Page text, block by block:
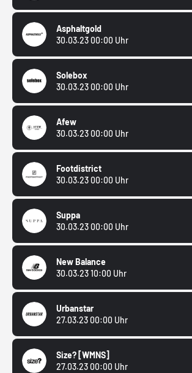
Asphaltgold
30.03.23 00:00 Uhr
Solebox
30.03.23 00:00 Uhr
Afew
30.03.23 00:00 Uhr
Footdistrict
30.03.23 00:00 Uhr
Suppa
30.03.23 00:00 Uhr
New Balance
30.03.23 10:00 Uhr
Urbanstar
27.03.23 00:00 Uhr
Size? [WMNS]
27.03.23 00:00 Uhr